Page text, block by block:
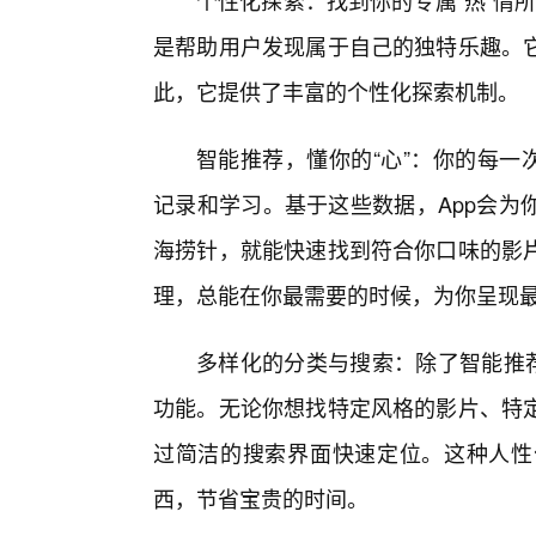
是帮助用户发现属于自己的独特乐趣
此，它提供了丰富的个性化探索机制。
智能推荐，懂你的“心”：你的每
记录和学习。基于这些数据，App会为
海捞针，就能快速找到符合你口味的
理，总能在你最需要的时候，为你呈现
多样化的分类与搜索：除了智能
功能。无论你想找特定风格的影片、
过简洁的搜索界面快速定位。这种人
西，节省宝贵的时间。